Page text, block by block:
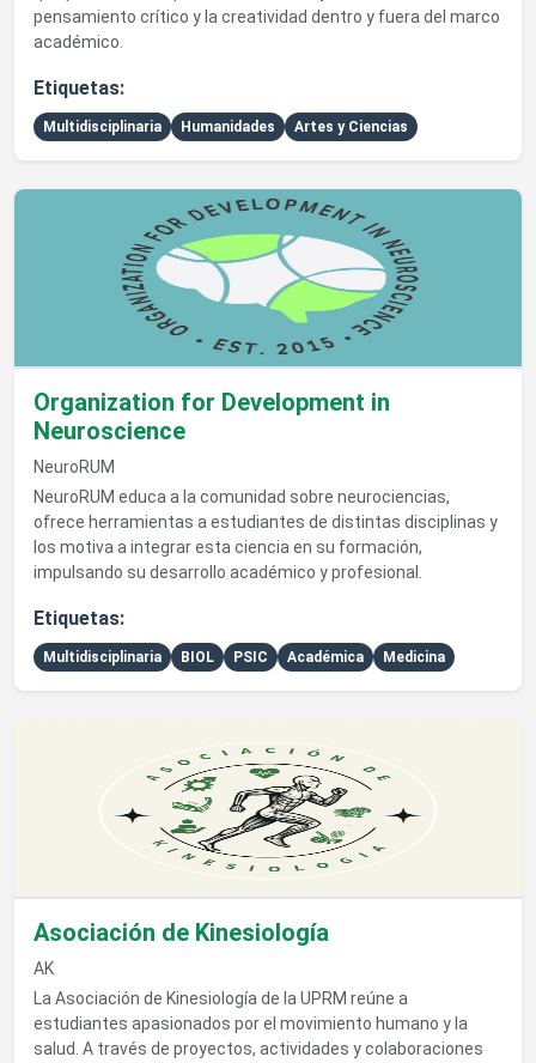
pensamiento crítico y la creatividad dentro y fuera del marco
académico.
Etiquetas:
Multidisciplinaria Humanidades Artes y Ciencias
Ver detalles de Organization for Development in
Organization for Development in
Neuroscience
NeuroRUM
NeuroRUM educa a la comunidad sobre neurociencias,
ofrece herramientas a estudiantes de distintas disciplinas y
los motiva a integrar esta ciencia en su formación,
impulsando su desarrollo académico y profesional.
Etiquetas:
Multidisciplinaria BIOL PSIC Académica Medicina
Asociación de Kinesiología
AK
La Asociación de Kinesiología de la UPRM reúne a
estudiantes apasionados por el movimiento humano y la
salud. A través de proyectos, actividades y colaboraciones